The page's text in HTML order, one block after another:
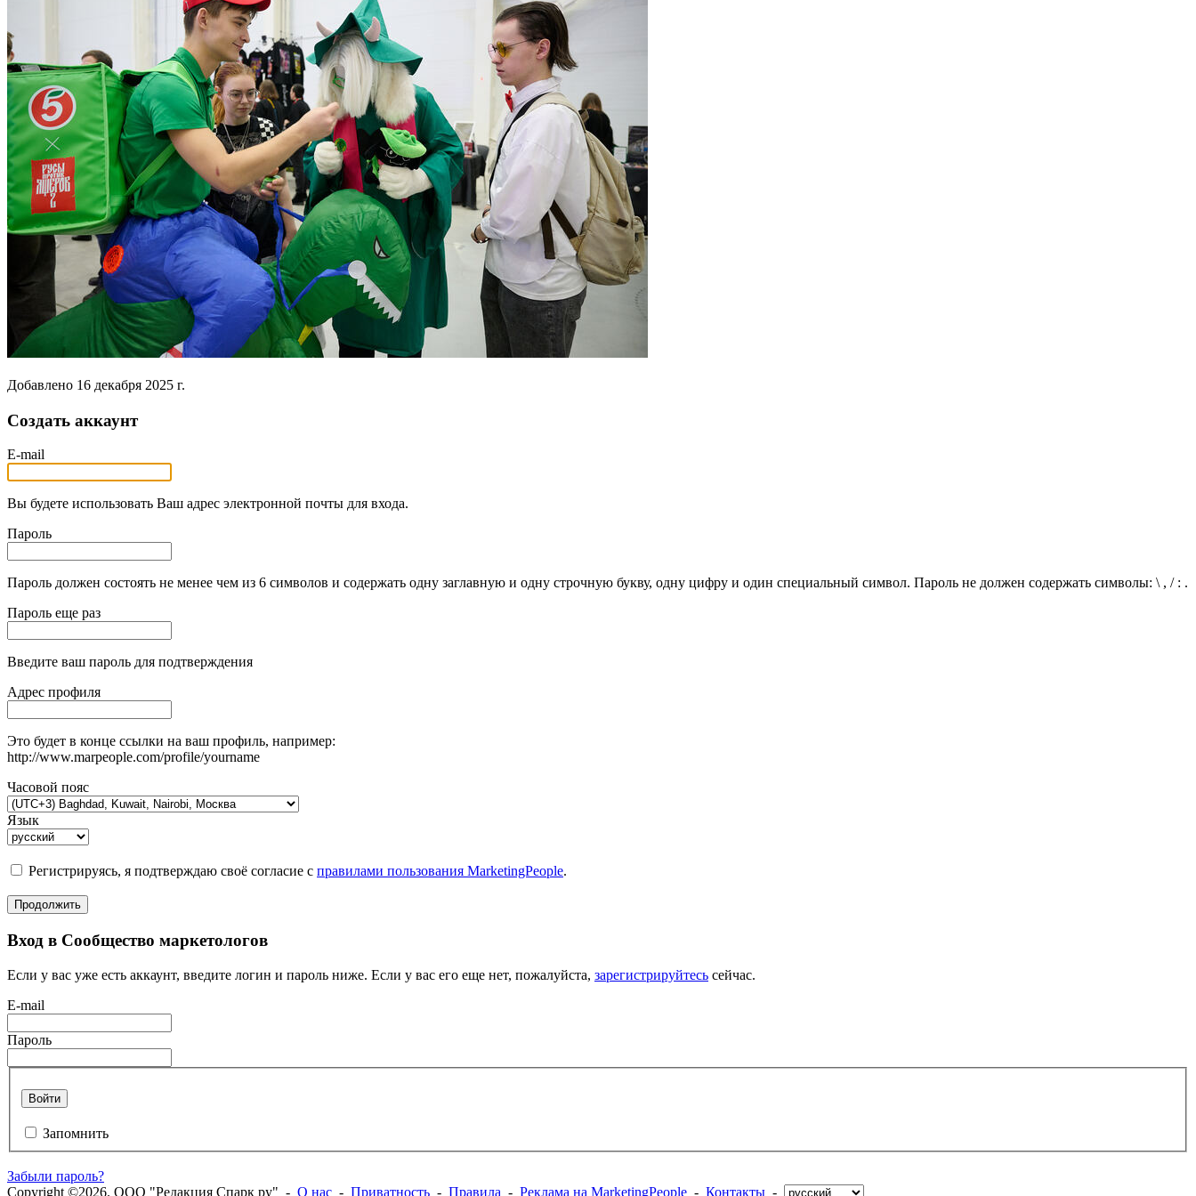
Добавлено 16 декабря 2025 г.
Создать аккаунт
E-mail
Вы будете использовать Ваш адрес электронной почты для входа.
Пароль
Пароль должен состоять не менее чем из 6 символов и содержать одну заглавную и одну строчную букву, одну цифру и один специальный символ. Пароль не должен содержать символы: \ , / : .
Пароль еще раз
Введите ваш пароль для подтверждения
Адрес профиля
Это будет в конце ссылки на ваш профиль, например:
http://www.marpeople.com/profile/yourname
Часовой пояс
Язык
Регистрируясь, я подтверждаю своё согласие с правилами пользования MarketingPeople.
Продолжить
Вход в Сообщество маркетологов
Если у вас уже есть аккаунт, введите логин и пароль ниже. Если у вас его еще нет, пожалуйста, зарегистрируйтесь сейчас.
E-mail
Пароль
Войти
Запомнить
Забыли пароль?
Copyright ©2026. ООО "Редакция Спарк ру" - О нас - Приватность - Правила - Реклама на MarketingPeople - Контакты -